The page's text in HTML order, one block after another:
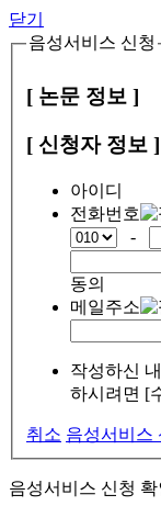
닫기
음성서비스 신청
[ 논문 정보 ]
[ 신청자 정보 ]
아이디
전화번호
-
동의
메일주소
작성하신
하시려면 [
취소 음성서비스
음성서비스 신청 확